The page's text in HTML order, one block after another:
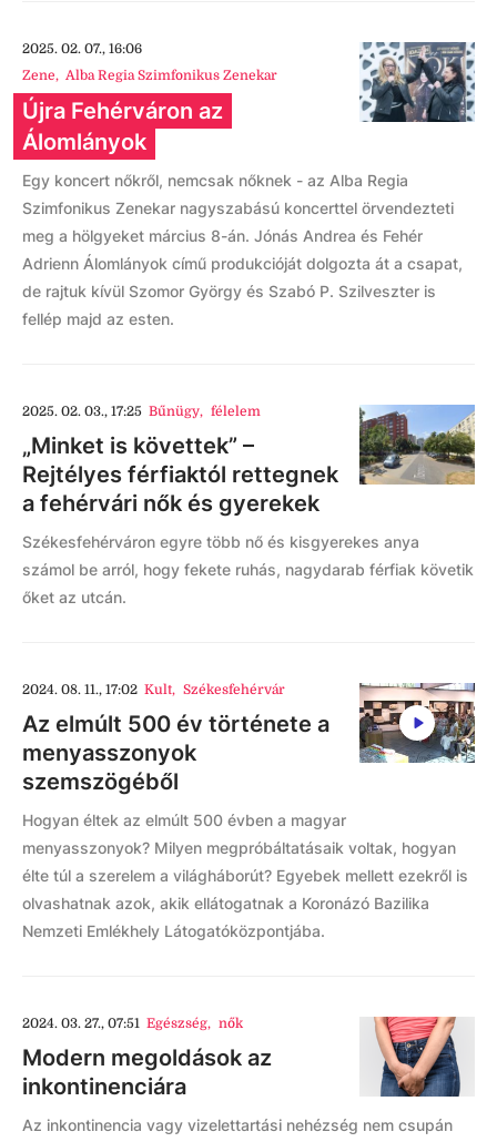
2025. 02. 07., 16:06
Zene, Alba Regia Szimfonikus Zenekar
Újra Fehérváron az
Álomlányok
Egy koncert nőkről, nemcsak nőknek - az Alba Regia
Szimfonikus Zenekar nagyszabású koncerttel örvendezteti
meg a hölgyeket március 8-án. Jónás Andrea és Fehér
Adrienn Álomlányok című produkcióját dolgozta át a csapat,
de rajtuk kívül Szomor György és Szabó P. Szilveszter is
fellép majd az esten.
2025. 02. 03., 17:25 Bűnügy, félelem
„Minket is követtek” –
Rejtélyes férfiaktól rettegnek
a fehérvári nők és gyerekek
Székesfehérváron egyre több nő és kisgyerekes anya
számol be arról, hogy fekete ruhás, nagydarab férfiak követik
őket az utcán.
2024. 08. 11., 17:02 Kult, Székesfehérvár
Az elmúlt 500 év története a
menyasszonyok
szemszögéből
Hogyan éltek az elmúlt 500 évben a magyar
menyasszonyok? Milyen megpróbáltatásaik voltak, hogyan
élte túl a szerelem a világháborút? Egyebek mellett ezekről is
olvashatnak azok, akik ellátogatnak a Koronázó Bazilika
Nemzeti Emlékhely Látogatóközpontjába.
2024. 03. 27., 07:51 Egészség, nők
Modern megoldások az
inkontinenciára
Az inkontinencia vagy vizelettartási nehézség nem csupán